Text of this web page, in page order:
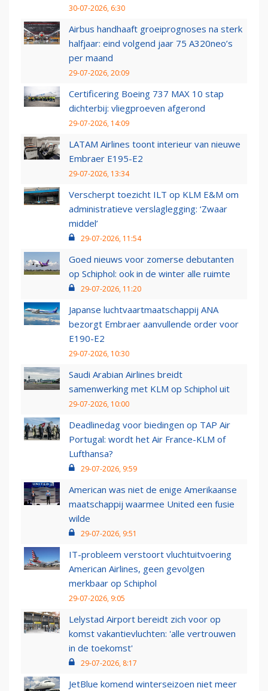
30-07-2026, 6:30
Airbus handhaaft groeiprognoses na sterk
halfjaar: eind volgend jaar 75 A320neo’s
per maand
29-07-2026, 20:09
Certificering Boeing 737 MAX 10 stap
dichterbij: vliegproeven afgerond
29-07-2026, 14:09
LATAM Airlines toont interieur van nieuwe
Embraer E195-E2
29-07-2026, 13:34
Verscherpt toezicht ILT op KLM E&M om
administratieve verslaglegging: ‘Zwaar
middel’
29-07-2026, 11:54
Goed nieuws voor zomerse debutanten
op Schiphol: ook in de winter alle ruimte
29-07-2026, 11:20
Japanse luchtvaartmaatschappij ANA
bezorgt Embraer aanvullende order voor
E190-E2
29-07-2026, 10:30
Saudi Arabian Airlines breidt
samenwerking met KLM op Schiphol uit
29-07-2026, 10:00
Deadlinedag voor biedingen op TAP Air
Portugal: wordt het Air France-KLM of
Lufthansa?
29-07-2026, 9:59
American was niet de enige Amerikaanse
maatschappij waarmee United een fusie
wilde
29-07-2026, 9:51
IT-probleem verstoort vluchtuitvoering
American Airlines, geen gevolgen
merkbaar op Schiphol
29-07-2026, 9:05
Lelystad Airport bereidt zich voor op
komst vakantievluchten: 'alle vertrouwen
in de toekomst'
29-07-2026, 8:17
JetBlue komend winterseizoen niet meer